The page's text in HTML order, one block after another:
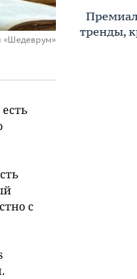
«Шедеврум»
с
тренды,